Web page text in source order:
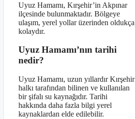
Uyuz Hamamı, Kırşehir’in Akpınar
ilçesinde bulunmaktadır. Bölgeye
ulaşım, yerel yollar üzerinden oldukça
kolaydır.
Uyuz Hamamı’nın tarihi
nedir?
Uyuz Hamamı, uzun yıllardır Kırşehir
halkı tarafından bilinen ve kullanılan
bir şifalı su kaynağıdır. Tarihi
hakkında daha fazla bilgi yerel
kaynaklardan elde edilebilir.